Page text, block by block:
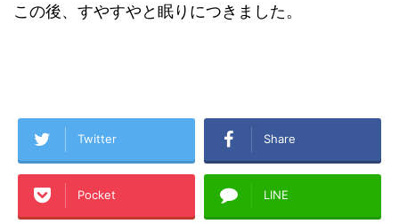
この後、すやすやと眠りにつきました。
Twitter Share
Pocket LINE